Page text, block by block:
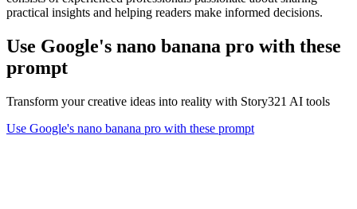
practical insights and helping readers make informed decisions.
Use Google's nano banana pro with these
prompt
Transform your creative ideas into reality with Story321 AI tools
Use Google's nano banana pro with these prompt